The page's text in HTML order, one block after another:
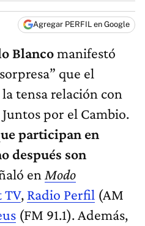
Agregar PERFIL en Google
Blancomanifestó
que el
tensa relación con
por el Cambio.
participan en
después son
en Modo
TV, Radio Perfil (AM
(FM 91.1). Además,